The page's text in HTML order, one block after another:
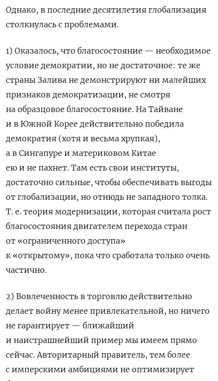
Однако, в последние десятилетия глобализация
столкнулась с проблемами.
1) Оказалось, что благосостояние — необходимое
условие демократии, но не достаточное: те же
страны Залива не демонстрируют ни малейших
признаков демократизации, не смотря
на образцовое благосостояние. На Тайване
и в Южной Корее действительно победила
демократия (хотя и весьма хрупкая),
а в Сингапуре и материковом Китае
ею и не пахнет. Там есть свои институты,
достаточно сильные, чтобы обеспечивать выгоды
от глобализации, но отнюдь не западного толка.
Т. е. теория модернизации, которая считала рост
благосостояния двигателем перехода стран
от «ограниченного доступа»
к «открытому», пока что сработала только очень
частично.
2) Вовлеченность в торговлю действительно
делает войну менее привлекательной, но ничего
не гарантирует — ближайший
и наистрашнейший пример мы имеем прямо
сейчас. Авторитарный правитель, тем более
с имперскими амбициями не оптимизирует